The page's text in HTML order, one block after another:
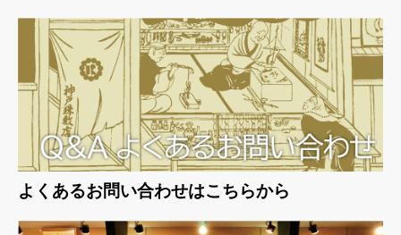
よくあるお問い合わせはこちらから